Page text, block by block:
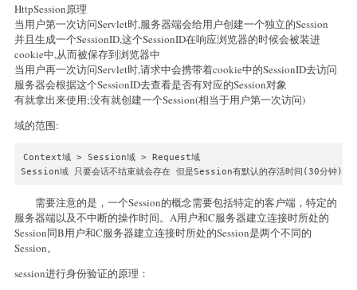
HttpSession原理
当用户第一次访问Servlet时,服务器端会给用户创建一个独立的Session
并且生成一个SessionID,这个SessionID在响应浏览器的时候会被装进
cookie中,从而被保存到浏览器中
当用户再一次访问Servlet时,请求中会携带着cookie中的SessionID去访问
服务器会根据这个SessionID去查看是否有对应的Session对象
有就拿出来使用;没有就创建一个Session(相当于用户第一次访问)
域的范围:
Context域 > Session域 > Request域
需要注意的是，一个Session的概念需要包括特定的客户端，特定的
服务器端以及不中断的操作时间。A用户和C服务器建立连接时所处的
Session同B用户和C服务器建立连接时所处的Session是两个不同的
Session。
session进行身份验证的原理：